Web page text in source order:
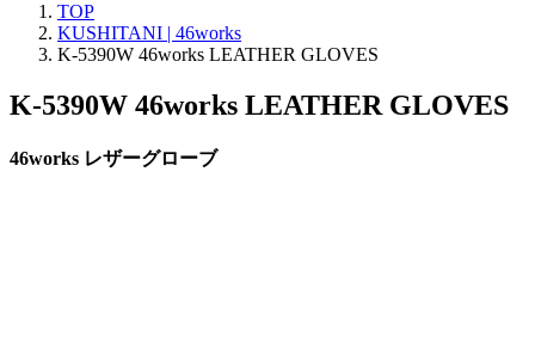
TOP
KUSHITANI | 46works
K-5390W 46works LEATHER GLOVES
K-5390W 46works LEATHER GLOVES
46works レザーグローブ